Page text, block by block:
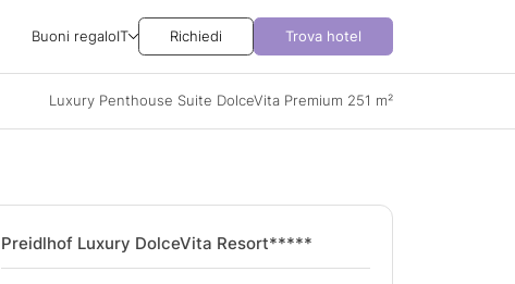
Buoni regaloIT Richiedi Trova hotel
Luxury Penthouse Suite DolceVita Premium 251 m²
Preidlhof Luxury DolceVita Resort*****